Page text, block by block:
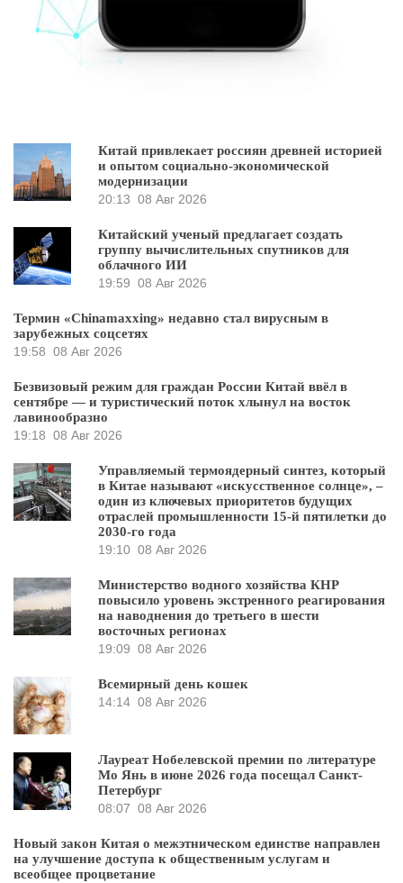
Китай привлекает россиян древней историей
и опытом социально-экономической
модернизации
20:13 08 Авг 2026
Китайский ученый предлагает создать
группу вычислительных спутников для
облачного ИИ
19:59 08 Авг 2026
Термин «Chinamaxxing» недавно стал вирусным в
зарубежных соцсетях
19:58 08 Авг 2026
Безвизовый режим для граждан России Китай ввёл в
сентябре — и туристический поток хлынул на восток
лавинообразно
19:18 08 Авг 2026
Управляемый термоядерный синтез, который
в Китае называют «искусственное солнце», –
один из ключевых приоритетов будущих
отраслей промышленности 15-й пятилетки до
2030-го года
19:10 08 Авг 2026
Министерство водного хозяйства КНР
повысило уровень экстренного реагирования
на наводнения до третьего в шести
восточных регионах
19:09 08 Авг 2026
Всемирный день кошек
14:14 08 Авг 2026
Лауреат Нобелевской премии по литературе
Мо Янь в июне 2026 года посещал Санкт-
Петербург
08:07 08 Авг 2026
Новый закон Китая о межэтническом единстве направлен
на улучшение доступа к общественным услугам и
всеобщее процветание